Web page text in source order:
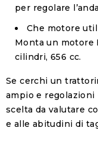
per regolare
Che motore
Monta un motore
cilindri,656 cc.
Se cerchi un
ampio e regolazioni
scelta da valutare
e alle abitudini di